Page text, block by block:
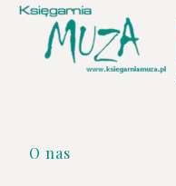
Linki w
O nas